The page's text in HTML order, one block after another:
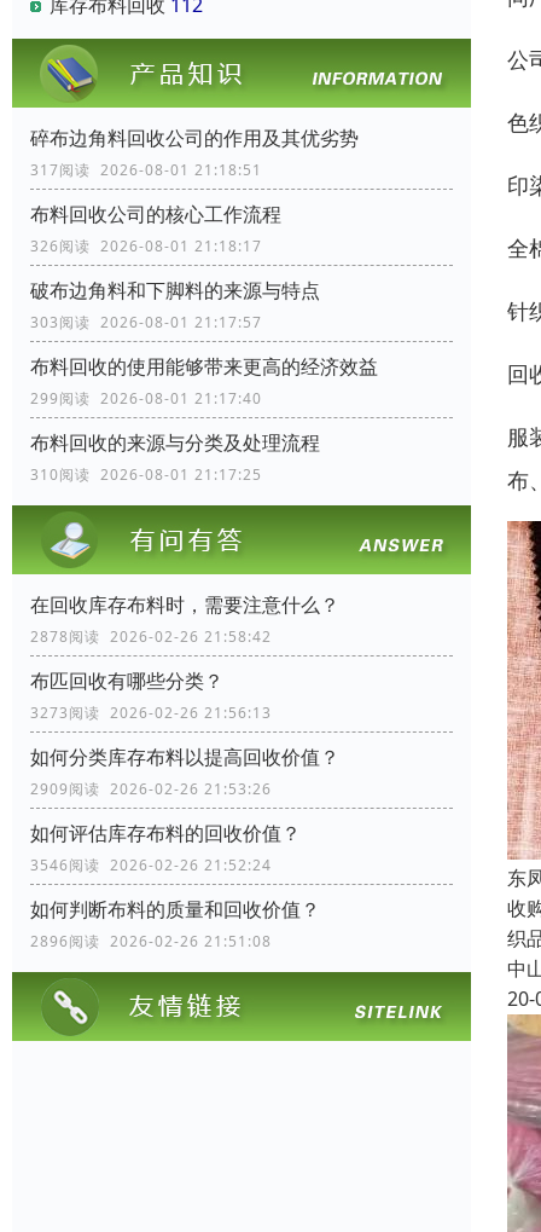
库存布料回收 112
碎布边角料回收公司的作用及其优劣势
317阅读 2026-08-01 21:18:51
布料回收公司的核心工作流程
326阅读 2026-08-01 21:18:17
破布边角料和下脚料的来源与特点
303阅读 2026-08-01 21:17:57
布料回收的使用能够带来更高的经济效益
299阅读 2026-08-01 21:17:40
布料回收的来源与分类及处理流程
310阅读 2026-08-01 21:17:25
在回收库存布料时，需要注意什么？
2878阅读 2026-02-26 21:58:42
布匹回收有哪些分类？
3273阅读 2026-02-26 21:56:13
如何分类库存布料以提高回收价值？
2909阅读 2026-02-26 21:53:26
如何评估库存布料的回收价值？
3546阅读 2026-02-26 21:52:24
如何判断布料的质量和回收价值？
2896阅读 2026-02-26 21:51:08
公
色
印
全
针
回
服
布
东
收
织
中
20-